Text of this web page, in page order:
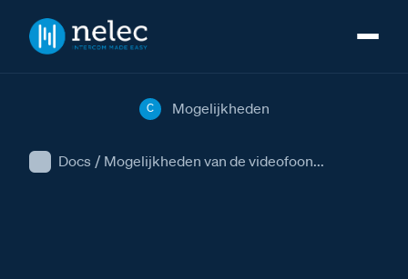
Docs / Mogelijkheden van de videofoon...
C Mogelijkheden